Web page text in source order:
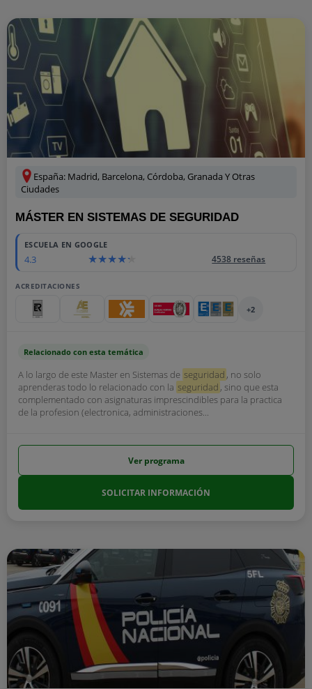
España: Madrid, Barcelona, Córdoba, Granada Y Otras
Ciudades
MÁSTER EN SISTEMAS DE SEGURIDAD
ESCUELA EN GOOGLE
4.3 4538 reseñas
ACREDITACIONES
+2
Relacionado con esta temática
A lo largo de este Master en Sistemas de seguridad , no solo
aprenderas todo lo relacionado con la seguridad , sino que esta
complementado con asignaturas imprescindibles para la practica
de la profesion (electronica, administraciones...
Ver programa
SOLICITAR INFORMACIÓN